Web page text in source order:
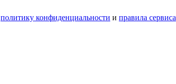
политику конфиденциальности и правила сервиса